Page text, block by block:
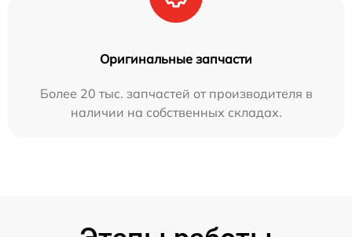
Оригинальные запчасти
Более 20 тыс. запчастей от производителя в
наличии на собственных складах.